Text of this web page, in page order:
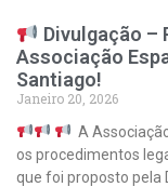
Divulgação –
Associação
Santiago!
Janeiro 20, 2026
A
os procedimentos
que foi proposto pela